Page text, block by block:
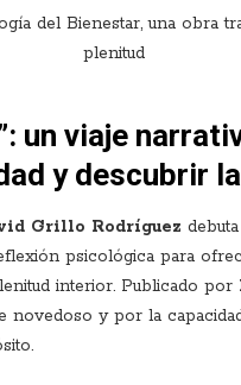
un viaje
y descubrir
Grillo Rodríguez
psicológica para
interior. Publicado por
novedoso y por la